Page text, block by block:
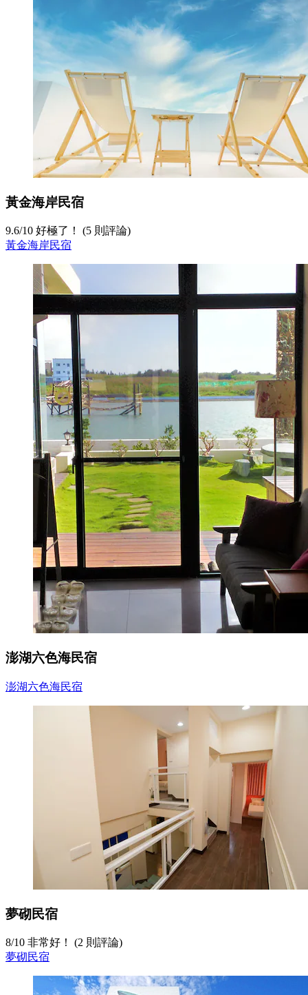
黃金海岸民宿
9.6/10 好極了！ (5 則評論)
黃金海岸民宿
澎湖六色海民宿
澎湖六色海民宿
夢砌民宿
8/10 非常好！ (2 則評論)
夢砌民宿